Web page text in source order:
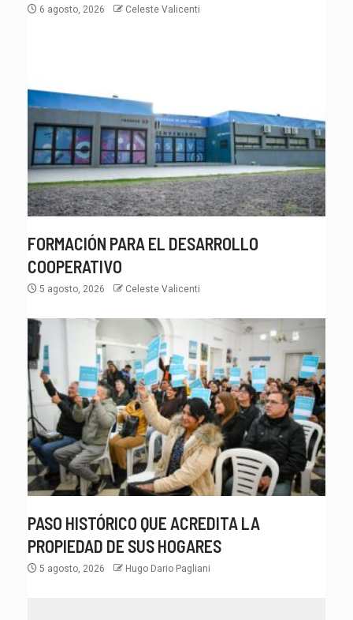
6 agosto, 2026 Celeste Valicenti
FORMACIÓN PARA EL DESARROLLO
COOPERATIVO
5 agosto, 2026 Celeste Valicenti
PASO HISTÓRICO QUE ACREDITA LA
PROPIEDAD DE SUS HOGARES
5 agosto, 2026 Hugo Dario Pagliani